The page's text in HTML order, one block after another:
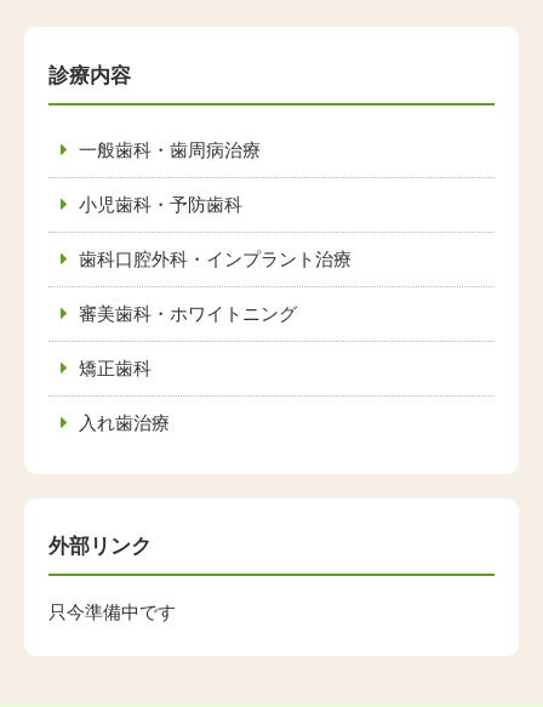
診療内容
一般歯科・歯周病治療
小児歯科・予防歯科
歯科口腔外科・インプラント治療
審美歯科・ホワイトニング
矯正歯科
入れ歯治療
外部リンク
只今準備中です